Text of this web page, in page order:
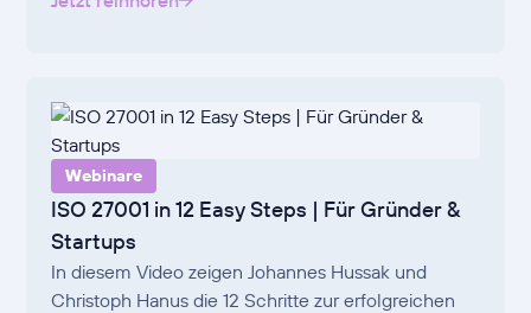
Webinare
ISO 27001 in 12 Easy Steps | Für Gründer &
Startups
In diesem Video zeigen Johannes Hussak und
Christoph Hanus die 12 Schritte zur erfolgreichen